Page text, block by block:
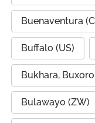
Buenaventura
Buffalo (US)
Bukhara,
Bulawayo (ZW)